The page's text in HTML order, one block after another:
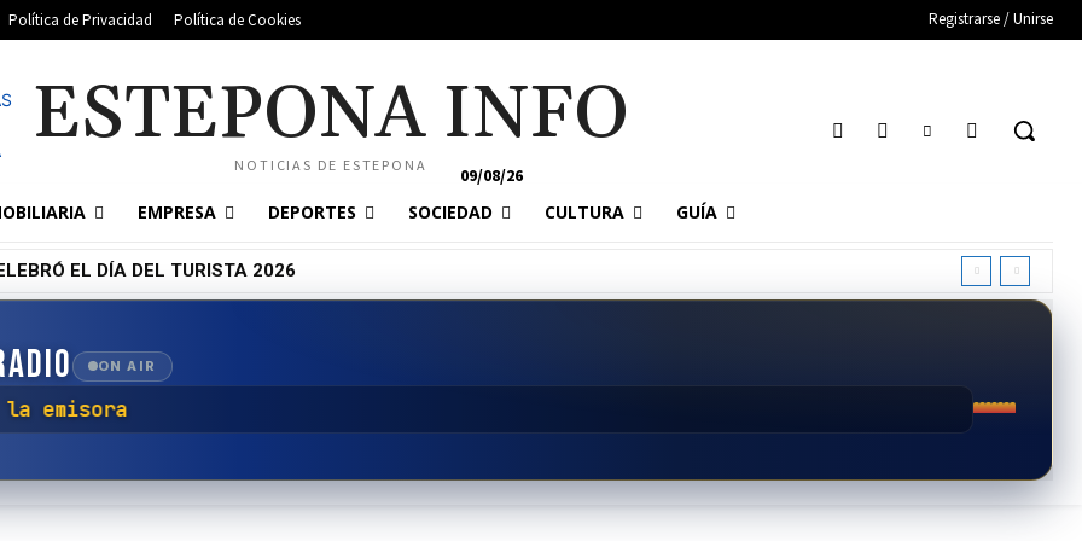
Política de Privacidad Política de Cookies Registrarse / Unirse
ESTEPONA INFO
NOTICIAS DE ESTEPONA 09/08/26
EMPRESA DEPORTES SOCIEDAD CULTURA GUÍA
EL DÍA DEL TURISTA 2026
ON AIR
con la emisora